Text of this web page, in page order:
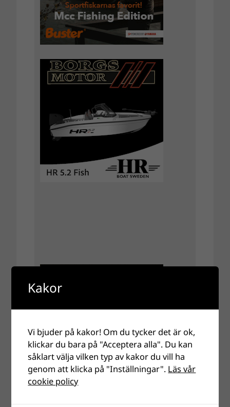
Kakor
Vi bjuder på kakor! Om du tycker det är ok,
klickar du bara på "Acceptera alla". Du kan
såklart välja vilken typ av kakor du vill ha
genom att klicka på "Inställningar". Läs vår
cookie policy